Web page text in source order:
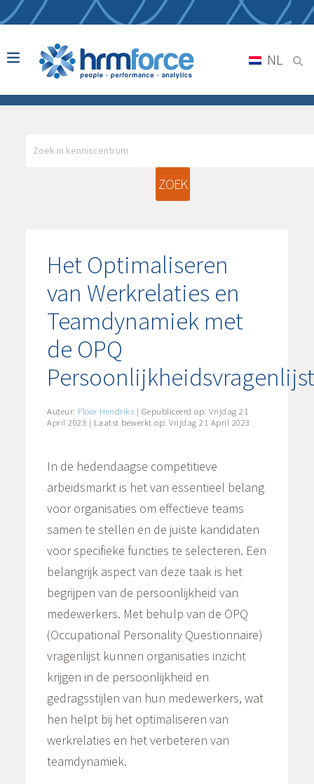
NL
ZOEK
Het Optimaliseren
van Werkrelaties en
Teamdynamiek met
de OPQ
Auteur: Floor Hendriks | Gepubliceerd op:Vrijdag 21
April 2023 | Laatst bewerkt op:Vrijdag 21 April 2023
In de hedendaagse competitieve
arbeidsmarkt is het van essentieel belang
voor organisaties om effectieve teams
samen te stellen en de juiste kandidaten
voor specifieke functies te selecteren. Een
belangrijk aspect van deze taak is het
begrijpen van de persoonlijkheid van
medewerkers. Met behulp van de OPQ
(Occupational Personality Questionnaire)
vragenlijst kunnen organisaties inzicht
krijgen in de persoonlijkheid en
gedragsstijlen van hun medewerkers, wat
hen helpt bij het optimaliseren van
werkrelaties en het verbeteren van
teamdynamiek.